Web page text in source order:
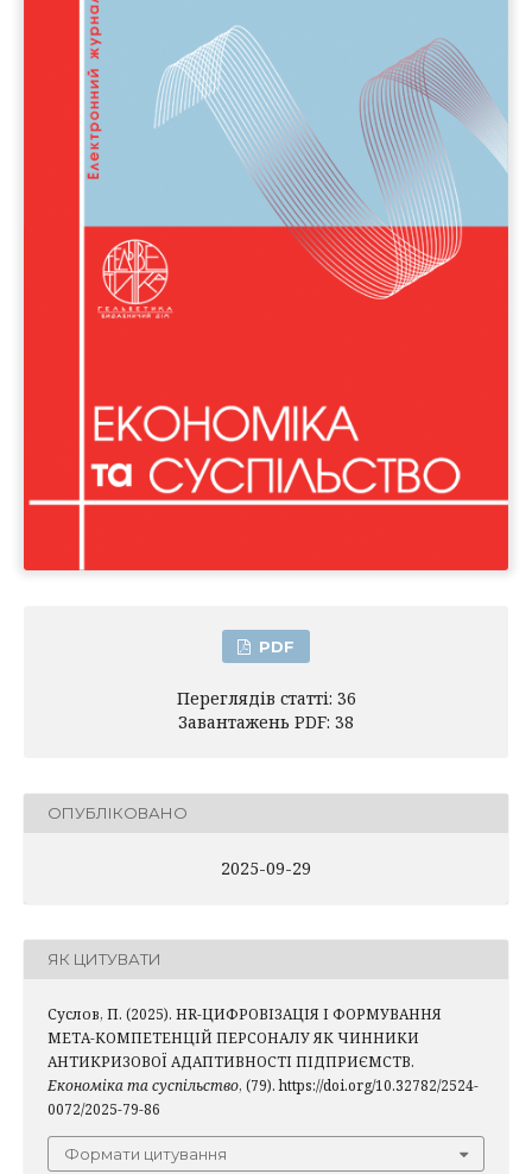
PDF
Переглядів статті: 36
Завантажень PDF: 38
ОПУБЛІКОВАНО
2025-09-29
ЯК ЦИТУВАТИ
Суслов, П. (2025). HR-ЦИФРОВІЗАЦІЯ І ФОРМУВАННЯ
МЕТА-КОМПЕТЕНЦІЙ ПЕРСОНАЛУ ЯК ЧИННИКИ
АНТИКРИЗОВОЇ АДАПТИВНОСТІ ПІДПРИЄМСТВ.
Економіка та суспільство, (79). https://doi.org/10.32782/2524-
0072/2025-79-86
Формати цитування